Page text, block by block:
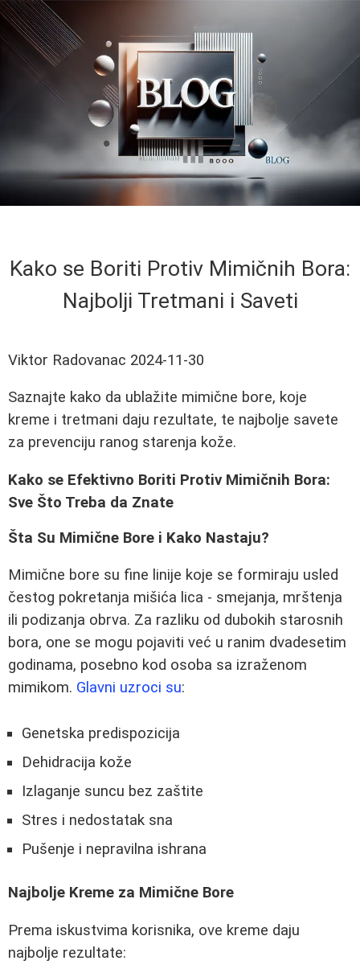
Kako se Boriti Protiv Mimičnih Bora:
Najbolji Tretmani i Saveti
Viktor Radovanac 2024-11-30
Saznajte kako da ublažite mimične bore, koje
kreme i tretmani daju rezultate, te najbolje savete
za prevenciju ranog starenja kože.
Kako se Efektivno Boriti Protiv Mimičnih Bora:
Sve Što Treba da Znate
Šta Su Mimične Bore i Kako Nastaju?
Mimične bore su fine linije koje se formiraju usled
čestog pokretanja mišića lica - smejanja, mrštenja
ili podizanja obrva. Za razliku od dubokih starosnih
bora, one se mogu pojaviti već u ranim dvadesetim
godinama, posebno kod osoba sa izraženom
mimikom. Glavni uzroci su:
Genetska predispozicija
Dehidracija kože
Izlaganje suncu bez zaštite
Stres i nedostatak sna
Pušenje i nepravilna ishrana
Najbolje Kreme za Mimične Bore
Prema iskustvima korisnika, ove kreme daju
najbolje rezultate: